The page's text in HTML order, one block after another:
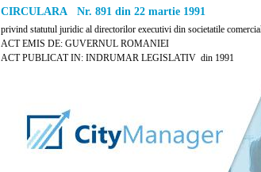
CIRCULARA Nr. 891 din 22 martie 1991
privind statutul juridic al directorilor executivi din societatile
ACT EMIS DE: GUVERNUL ROMANIEI
ACT PUBLICAT IN: INDRUMAR LEGISLATIV din 1991